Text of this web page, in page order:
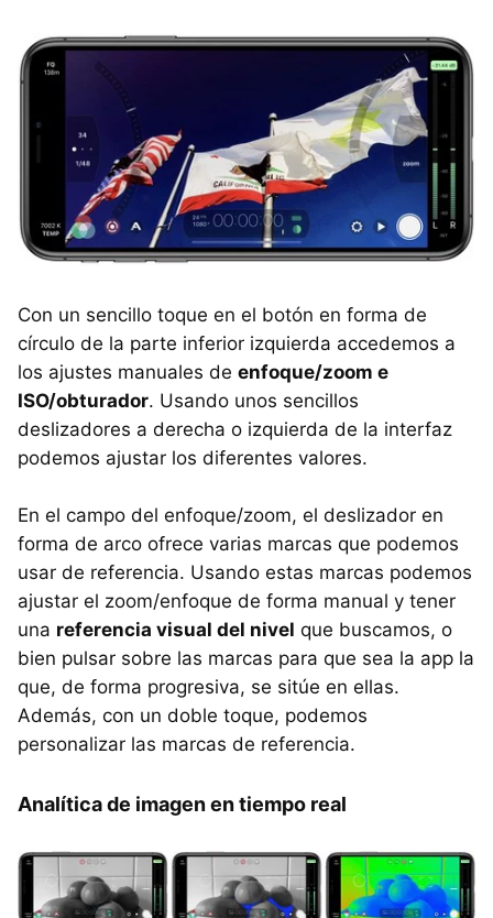
Con un sencillo toque en el botón en forma de
círculo de la parte inferior izquierda accedemos a
los ajustes manuales de enfoque/zoom e
ISO/obturador. Usando unos sencillos
deslizadores a derecha o izquierda de la interfaz
podemos ajustar los diferentes valores.
En el campo del enfoque/zoom, el deslizador en
forma de arco ofrece varias marcas que podemos
usar de referencia. Usando estas marcas podemos
ajustar el zoom/enfoque de forma manual y tener
una referencia visual del nivel que buscamos, o
bien pulsar sobre las marcas para que sea la app la
que, de forma progresiva, se sitúe en ellas.
Además, con un doble toque, podemos
personalizar las marcas de referencia.
Analítica de imagen en tiempo real